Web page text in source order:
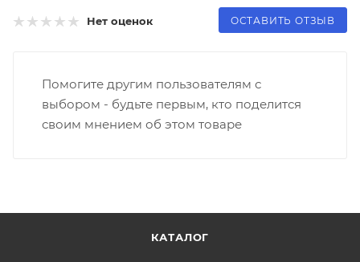
Нет оценок ОСТАВИТЬ ОТЗЫВ
Помогите другим пользователям с
выбором - будьте первым, кто поделится
своим мнением об этом товаре
КАТАЛОГ